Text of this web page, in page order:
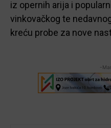
iz opernih arija i
vinkovačkog te
kreću probe za nove
-